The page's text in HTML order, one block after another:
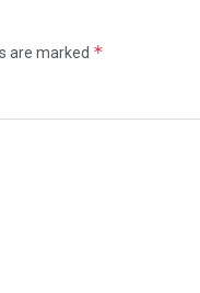
are marked *